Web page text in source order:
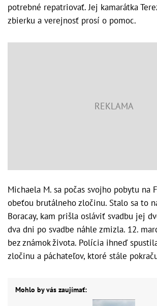
potrebné repatriovať. Jej kamarátka
zbierku a verejnosť prosí o pomoc.
Michaela M. sa počas svojho pobytu na
obeťou brutálneho zločinu. Stalo sa to
Boracay, kam prišla osláviť svadbu jej
dva dni po svadbe náhle zmizla. 12.
bez známok života. Polícia ihneď
zločinu a páchateľov, ktoré stále
Mohlo by vás zaujímať: